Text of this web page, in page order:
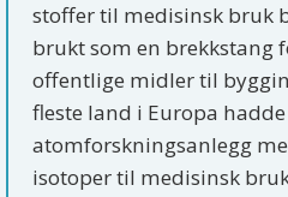
stoffer til medisinsk bruk
brukt som en brekkstang
offentlige midler til
fleste land i Europa
atomforskningsanlegg
isotoper til medisinsk